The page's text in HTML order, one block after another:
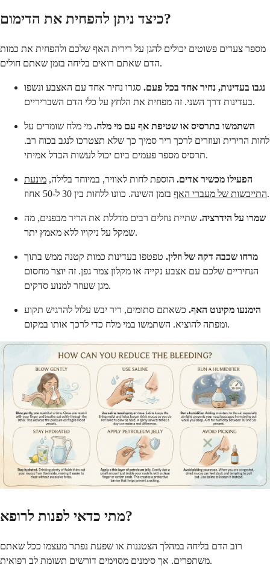
כיצד ניתן להפחית את הדימום?
מספר צעדים פשוטים יכולים להגן על רירית האף שלכם ולהפחית את כמות
הדם שאתם רואים בליחה בזמן שאתם חולים.
נגבו בעדינות, נחיר אחד בכל פעם. סגרו נחיר אחד עם האצבע ונשפו
בעדינות דרך השני. זה מפחית את הלחץ על כלי הדם השבריריים.
השתמשו בתרסיס או שטיפת אף עם מי מלח. מי מלח שומרים על
לחות הרירית ועוזרים לרכך ריר סמיך כך שלא תצטרכו לנגב בכוח רב.
תרסיס מספר פעמים ביום יכול לעשות הבדל אמיתי.
הפעילו מכשיר אדים. הוספת לחות לאוויר, במיוחד בלילה, מונעת
התייבשות של מעברי האףבזמן השינה. כוונו ללחות בין 30 ל-50 אחוז.
שמרו על הידרציה. שתיית נוזלים רבים מדללת את הריר מבפנים, מה
שמקל על ניקויו ללא מאמץ יתר.
מרחו שכבה דקה של וזלין. טפטפו בעדינות כמות קטנה ממש בתוך
הנחיריים שלכם עם אצבע נקייה או מקלון צמר גפן. זה יוצר מחסום
מגן שעוזר למנוע סדקים.
הימנעו מקינוט האף. כשאתם סתומים, ריר יבש עלול להרגיש תקוע
ומפתה להוציא. השתמשו במי מלח כדי לרכך אותו במקום.
מתי כדאי לפנות לרופא?
רוב הדם בליחה במהלך הצטננות או שפעת נפתר מעצמו ככל שאתם
משתפרים. אך סימנים מסוימים דורשים תשומת לב רפואית.